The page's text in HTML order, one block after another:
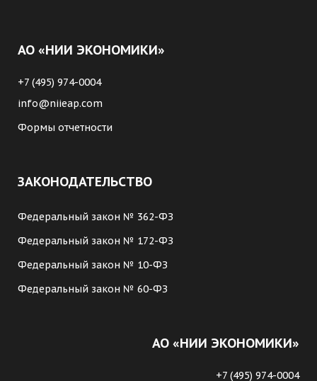
АО «НИИ ЭКОНОМИКИ»
+7 (495) 974-0004
info@niieap.com
Формы отчетности
ЗАКОНОДАТЕЛЬСТВО
Федеральный закон № 362-ФЗ
Федеральный закон № 172-ФЗ
Федеральный закон № 10-ФЗ
Федеральный закон № 60-ФЗ
АО «НИИ ЭКОНОМИКИ»
+7 (495) 974-0004